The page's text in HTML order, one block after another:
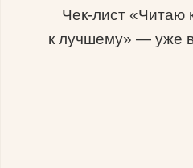
Чек-лист «Читаю
к лучшему» — уже